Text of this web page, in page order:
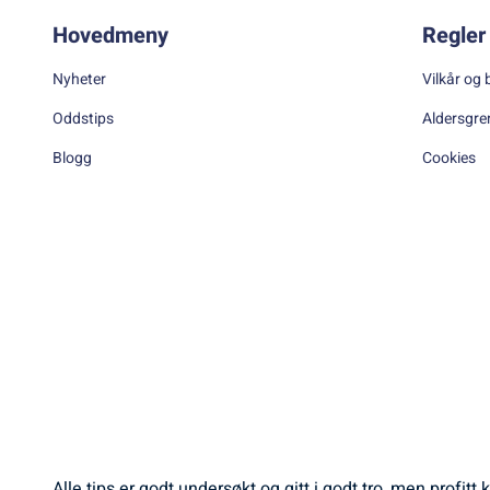
Hovedmeny
Nyheter
Oddstips
Blogg
Vilkår og
Cookies